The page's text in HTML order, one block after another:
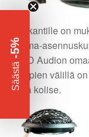
Diskantille on
kulma-
PHD Audion
kuppien välillä
eikä kolise.
Säästä
-5%